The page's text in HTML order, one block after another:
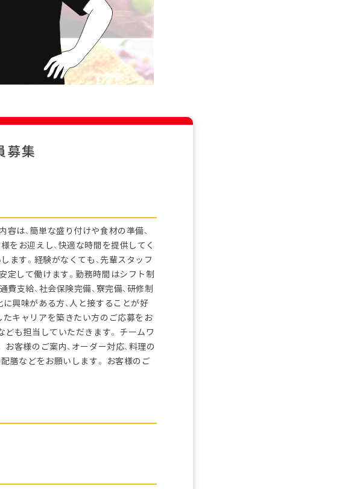
募集
は、簡単な盛り付けや食材の準備、
をお迎えし、快適な時間を提供してく
ます。経験がなくても、先輩スタッフ
定して働けます。勤務時間はシフト制
支給、社会保険完備、寮完備、研修制
興味がある方、人と接することが好
たキャリアを築きたい方のご応募をお
ども担当していただきます。 チームワ
客様のご案内、オーダー対応、料理の
膳などをお願いします。 お客様のご